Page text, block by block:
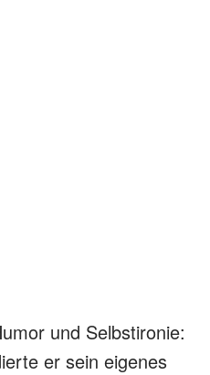
und Selbstironie:
er sein eigenes